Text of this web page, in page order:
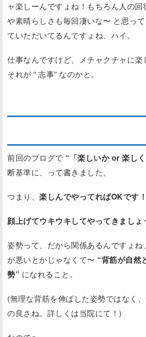
ャ楽しーんですょね！もちろん人の回
や素晴らしさも毎回凄いな〜 と思って
ていただいてるんですょね、ハイ。
仕事なんですけど、メチャクチャに楽
それが ” 志事” なのかと。
前回のブログで “「楽しいか or 楽し
断基準に、って書きました。
つまり、 楽しんでやってればOKです
顔上げてウキウキしてやってきましょ
姿勢って、だから関係あるんですょね
が悪いとかじゃなくて〜 “背筋が自然
勢” になれること。
(無理な背筋を伸ばした姿勢ではなく
の良さね。詳しくは当院にて！)